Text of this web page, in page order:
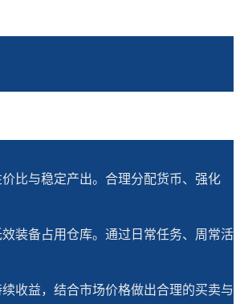
比与稳定产出。合理分配货币、强化
装备占用仓库。通过日常任务、周常活
收益，结合市场价格做出合理的买卖与